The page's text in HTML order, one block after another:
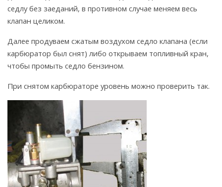
седлу без заеданий, в противном случае меняем весь
клапан целиком.
Далее продуваем сжатым воздухом седло клапана (если
карбюратор был снят) либо открываем топливный кран,
чтобы промыть седло бензином.
При снятом карбюраторе уровень можно проверить так.